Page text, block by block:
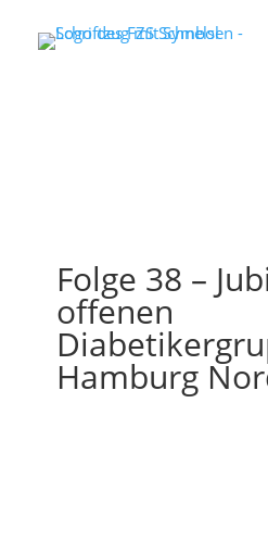
Folge 38 –
offenen
Hamburg